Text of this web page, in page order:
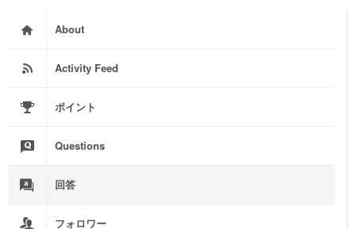
About
Activity Feed
ポイント
Questions
回答
フォロワー